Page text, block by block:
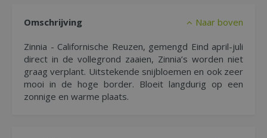
Omschrijving Naar boven
Zinnia - Californische Reuzen, gemengd Eind april-juli
direct in de vollegrond zaaien, Zinnia’s worden niet
graag verplant. Uitstekende snijbloemen en ook zeer
mooi in de hoge border. Bloeit langdurig op een
zonnige en warme plaats.